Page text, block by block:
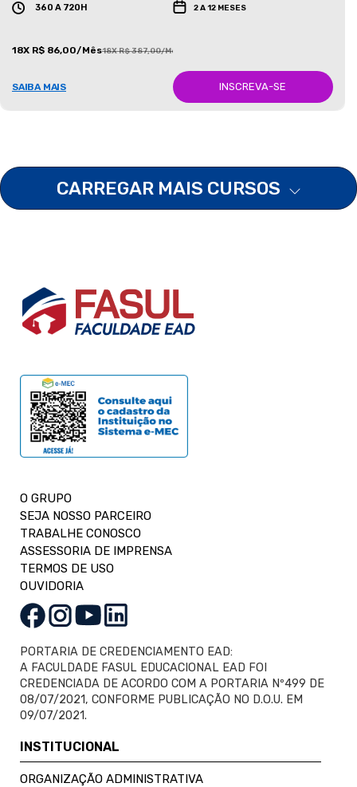
360 A 720H 2 A 12 MESES
18X R$ 86,00/Mês18X R$ 387,00/Mês
SAIBA MAIS INSCREVA-SE
CARREGAR MAIS CURSOS
O GRUPO
SEJA NOSSO PARCEIRO
TRABALHE CONOSCO
ASSESSORIA DE IMPRENSA
TERMOS DE USO
OUVIDORIA
PORTARIA DE CREDENCIAMENTO EAD:
A FACULDADE FASUL EDUCACIONAL EAD FOI
CREDENCIADA DE ACORDO COM A PORTARIA Nº499 DE
08/07/2021, CONFORME PUBLICAÇÃO NO D.O.U. EM
09/07/2021.
INSTITUCIONAL
ORGANIZAÇÃO ADMINISTRATIVA